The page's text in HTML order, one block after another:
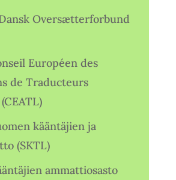
Oversætterforbund
Européen des
de Traducteurs
kääntäjien ja
(SKTL)
ammattiosasto